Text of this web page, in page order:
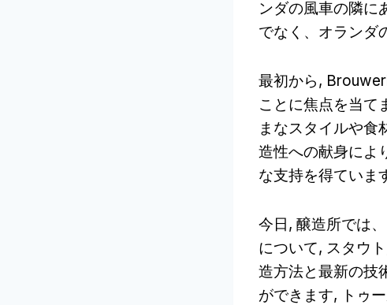
ンダの風車の隣に
でなく、オランダ
最初から,
ことに焦点を当て
まなスタイルや食
造性への献身によ
な支持を得ていま
今日, 醸造所では
について, スタウ
造方法と最新の技
ができます, トゥ